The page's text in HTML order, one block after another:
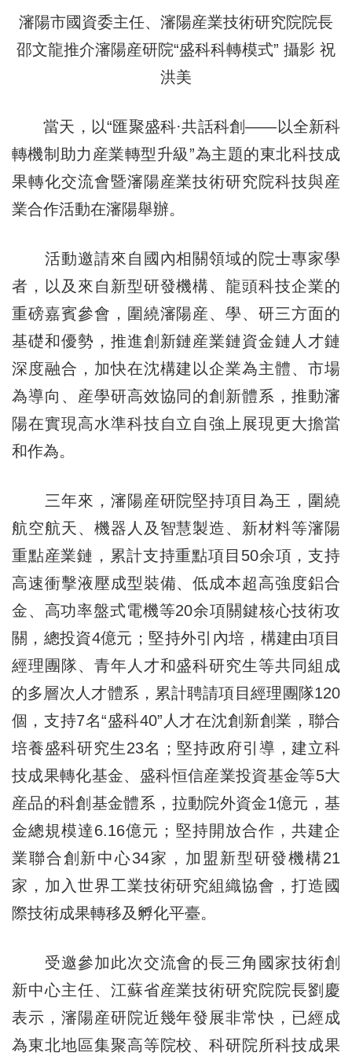
瀋陽市國資委主任、瀋陽産業技術研究院院長
邵文龍推介瀋陽産研院“盛科科轉模式” 攝影 祝
洪美
當天，以“匯聚盛科·共話科創——以全新科
轉機制助力産業轉型升級”為主題的東北科技成
果轉化交流會暨瀋陽産業技術研究院科技與産
業合作活動在瀋陽舉辦。
活動邀請來自國內相關領域的院士專家學
者，以及來自新型研發機構、龍頭科技企業的
重磅嘉賓參會，圍繞瀋陽産、學、研三方面的
基礎和優勢，推進創新鏈産業鏈資金鏈人才鏈
深度融合，加快在沈構建以企業為主體、市場
為導向、産學研高效協同的創新體系，推動瀋
陽在實現高水準科技自立自強上展現更大擔當
和作為。
三年來，瀋陽産研院堅持項目為王，圍繞
航空航天、機器人及智慧製造、新材料等瀋陽
重點産業鏈，累計支持重點項目50余項，支持
高速衝擊液壓成型裝備、低成本超高強度鋁合
金、高功率盤式電機等20余項關鍵核心技術攻
關，總投資4億元；堅持外引內培，構建由項目
經理團隊、青年人才和盛科研究生等共同組成
的多層次人才體系，累計聘請項目經理團隊120
個，支持7名“盛科40”人才在沈創新創業，聯合
培養盛科研究生23名；堅持政府引導，建立科
技成果轉化基金、盛科恒信産業投資基金等5大
産品的科創基金體系，拉動院外資金1億元，基
金總規模達6.16億元；堅持開放合作，共建企
業聯合創新中心34家，加盟新型研發機構21
家，加入世界工業技術研究組織協會，打造國
際技術成果轉移及孵化平臺。
受邀參加此次交流會的長三角國家技術創
新中心主任、江蘇省産業技術研究院院長劉慶
表示，瀋陽産研院近幾年發展非常快，已經成
為東北地區集聚高等院校、科研院所科技成果